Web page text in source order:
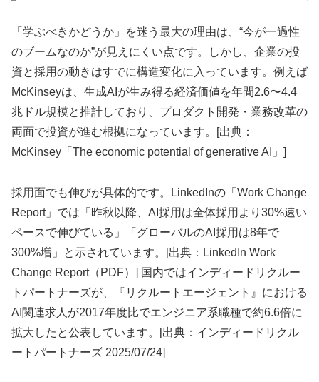
「学ぶべきかどうか」を迷う最大の理由は、“今が一過性
のブームなのか”が見えにくい点です。しかし、企業の投
資と採用の動きはすでに構造変化に入っています。例えば
McKinseyは、生成AIが生み得る経済価値を年間2.6〜4.4
兆ドル規模と推計しており、プロダクト開発・業務改革の
両面で投資が進む根拠になっています。[出典：
McKinsey「The economic potential of generative AI」]
採用面でも伸びが具体的です。LinkedInの「Work Change
Report」では「昨秋以降、AI採用は全体採用より30%速い
ペースで伸びている」「グローバルのAI採用は8年で
300%増」と示されています。[出典：LinkedIn Work
Change Report（PDF）] 国内ではインディードリクルー
トパートナーズが、『リクルートエージェント』における
AI関連求人が2017年度比でエンジニア系職種で約6.6倍に
拡大したと公表しています。[出典：インディードリクル
ートパートナーズ 2025/07/24]